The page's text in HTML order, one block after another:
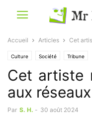
Accueil Articles Cet
Culture Société Tribune
Cet artiste
aux
Par S. H. - 30 août 2024